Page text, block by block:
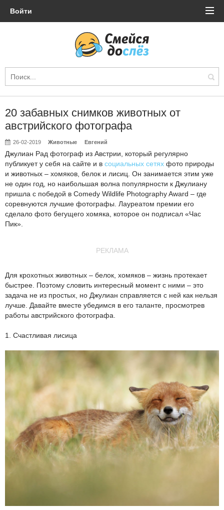
Войти
20 забавных снимков животных от
австрийского фотографа
26-02-2019 Животные Евгений
Джулиан Рад фотограф из Австрии, который регулярно
публикует у себя на сайте и в социальных сетях фото природы
и животных – хомяков, белок и лисиц. Он занимается этим уже
не один год, но наибольшая волна популярности к Джулиану
пришла с победой в Comedy Wildlife Photography Award – где
соревнуются лучшие фотографы. Лауреатом премии его
сделало фото бегущего хомяка, которое он подписал «Час
Пик».
РЕКЛАМА
Для крохотных животных – белок, хомяков – жизнь протекает
быстрее. Поэтому словить интересный момент с ними – это
задача не из простых, но Джулиан справляется с ней как нельзя
лучше. Давайте вместе убедимся в его таланте, просмотрев
работы австрийского фотографа.
1. Счастливая лисица